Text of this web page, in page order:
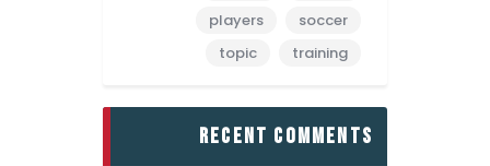
players
soccer
topic
training
recent comments